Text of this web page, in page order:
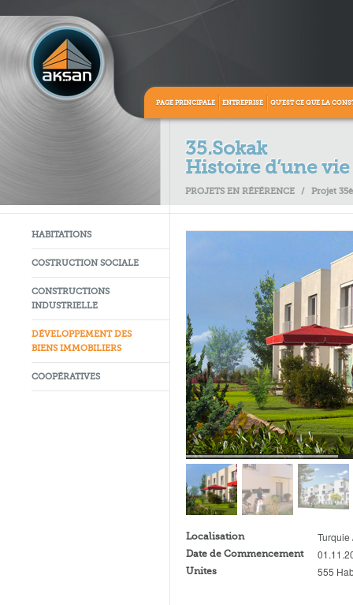
PAGE PRINCIPALE ENTREPRISE QU’EST CE QUE LA
HABITATIONS
COSTRUCTION SOCIALE
CONSTRUCTIONS
INDUSTRIELLE
DÉVELOPPEMENT DES
BIENS IMMOBILIERS
COOPÉRATIVES
35.Sokak
Histoire d’une
PROJETS EN RÉFÉRENCE / Projet
Localisation Turquie
Date de Commencement
Unites 555